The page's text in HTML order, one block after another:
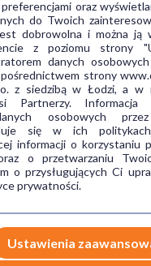
POSTAĆ
oraz
do Twoich
dobrowolna i można ją
z poziomu strony
danych
strony
z siedzibą w Łodzi, a w
Partnerzy.
osobowych
się w ich
informacji o korzystaniu
o przetwarzaniu
o przysługujących Ci
prywatności.
Ustawienia